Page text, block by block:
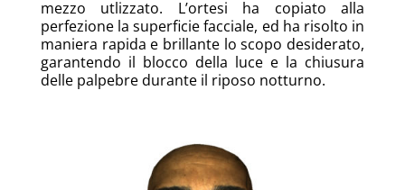
mezzo utlizzato. L’ortesi ha copiato alla
perfezione la superficie facciale, ed ha risolto in
maniera rapida e brillante lo scopo desiderato,
garantendo il blocco della luce e la chiusura
delle palpebre durante il riposo notturno.